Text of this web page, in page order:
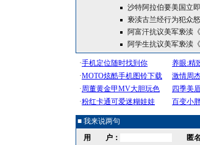
沙特阿拉伯要美国立
亵渎古兰经行为犯众
阿富汗抗议美军亵渎
阿学生抗议美军亵渎
■ 我来说两句
用 户：
匿